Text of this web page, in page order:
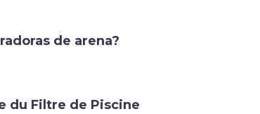
de arena?
du Filtre de Piscine